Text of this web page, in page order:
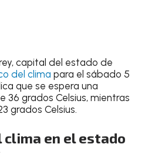
, capital del estado de
del clima para elsábado 5
que se espera una
36 grados Celsius, mientras
grados Celsius.
clima en el estado